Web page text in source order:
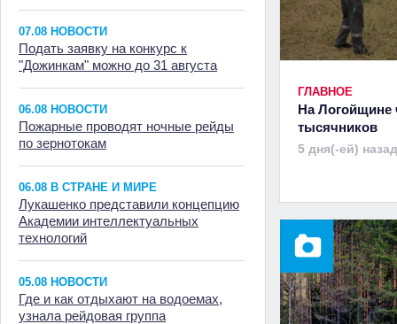
07.08 НОВОСТИ
Подать заявку на конкурс к
"Дожинкам" можно до 31 августа
06.08 НОВОСТИ
Пожарные проводят ночные рейды
по зернотокам
06.08 В СТРАНЕ И МИРЕ
Лукашенко представили концепцию
Академии интеллектуальных
технологий
05.08 НОВОСТИ
Где и как отдыхают на водоемах,
узнала рейдовая группа
ГЛАВНОЕ
На Логойщине
тысячников
5 дня(-ей) назад